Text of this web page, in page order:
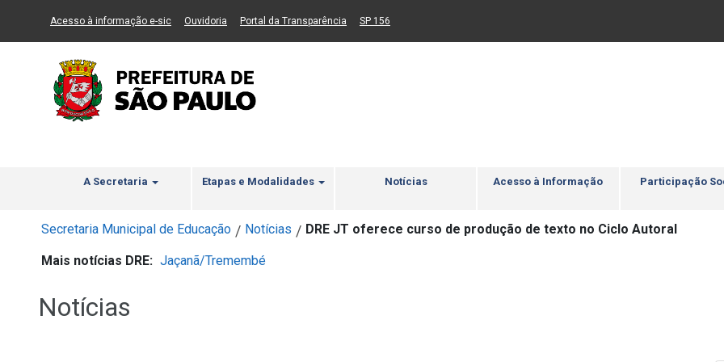
Ir ao Conteúdo Ir para menu principal 2 Ir para busca Ir para rodapé
Acesso à informação e-sic(Link para um novo sítio)
Ouvidoria (Link para um novo sítio)
Portal da Transparência (Link para um novo sítio)
SP 156
A Secretaria Etapas e Modalidades Notícias Acesso à Informação Participação
Secretaria Municipal de Educação / Notícias / DRE JT oferece curso de produção de texto no Ciclo Autoral
Mais notícias DRE: Jaçanã/Tremembé
Notícias